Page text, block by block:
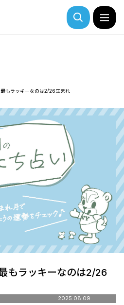
最もラッキーなのは2/26生まれ
もラッキーなのは2/26
2025.08.09